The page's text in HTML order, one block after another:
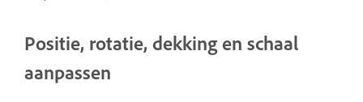
Positie, rotatie, dekking en schaal
aanpassen